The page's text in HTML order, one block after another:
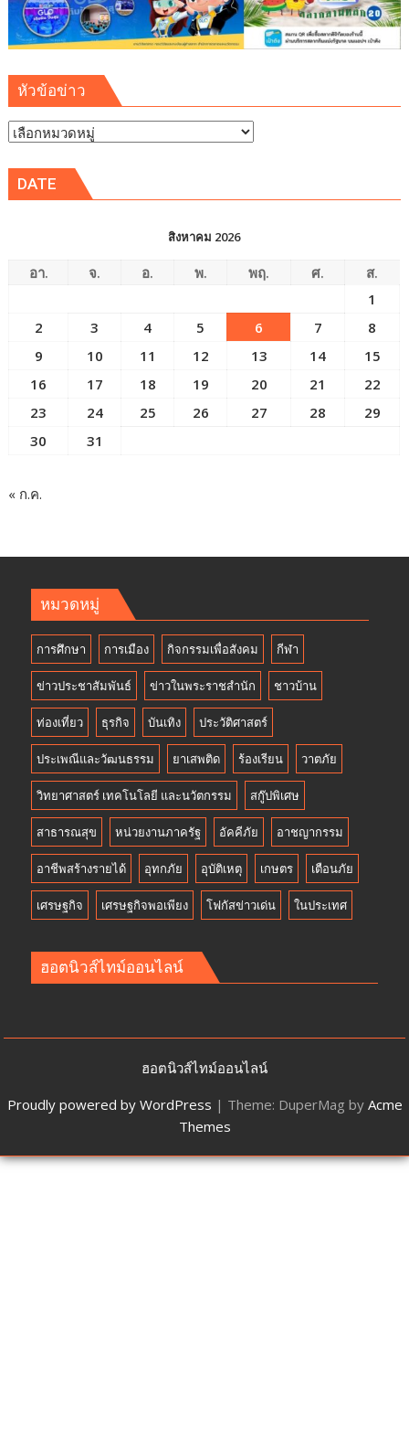
พิเศษ
ภาค
ตะวัน
หัวข้อข่าว
หัวข้อ
DATE
สิงหาคม 2026
อา. จ. อ. พ. พฤ. ศ.
ส.
1
2
3 4 5 6 7
8
9
10 11 12 13 14
15
16
17 18 19 20 21
22
23
24 25 26 27 28
29
30
31
« ก.ค.
หมวดหมู่
การศึกษา การเมือง กิจกรรมเพื่อสังคม กีฬา
ข่าวประชาสัมพันธ์ ข่าวในพระราชสำนัก ชาวบ้าน
ท่องเที่ยว ธุรกิจ บันเทิง ประวัติศาสตร์
ประเพณีและวัฒนธรรม ยาเสพติด ร้องเรียน วาตภัย
วิทยาศาสตร์ เทคโนโลยี และนวัตกรรม สกู๊ปพิเศษ
สาธารณสุข หน่วยงานภาครัฐ อัคคีภัย อาชญากรรม
อาชีพสร้างรายได้ อุทกภัย อุบัติเหตุ เกษตร เตือนภัย
เศรษฐกิจ เศรษฐกิจพอเพียง โฟกัสข่าวเด่น ในประเทศ
ฮอตนิวส์ไทม์ออนไลน์
ฮอตนิวส์ไทม์ออนไลน์
Proudly powered by WordPress | Theme: DuperMag by Acme
Themes